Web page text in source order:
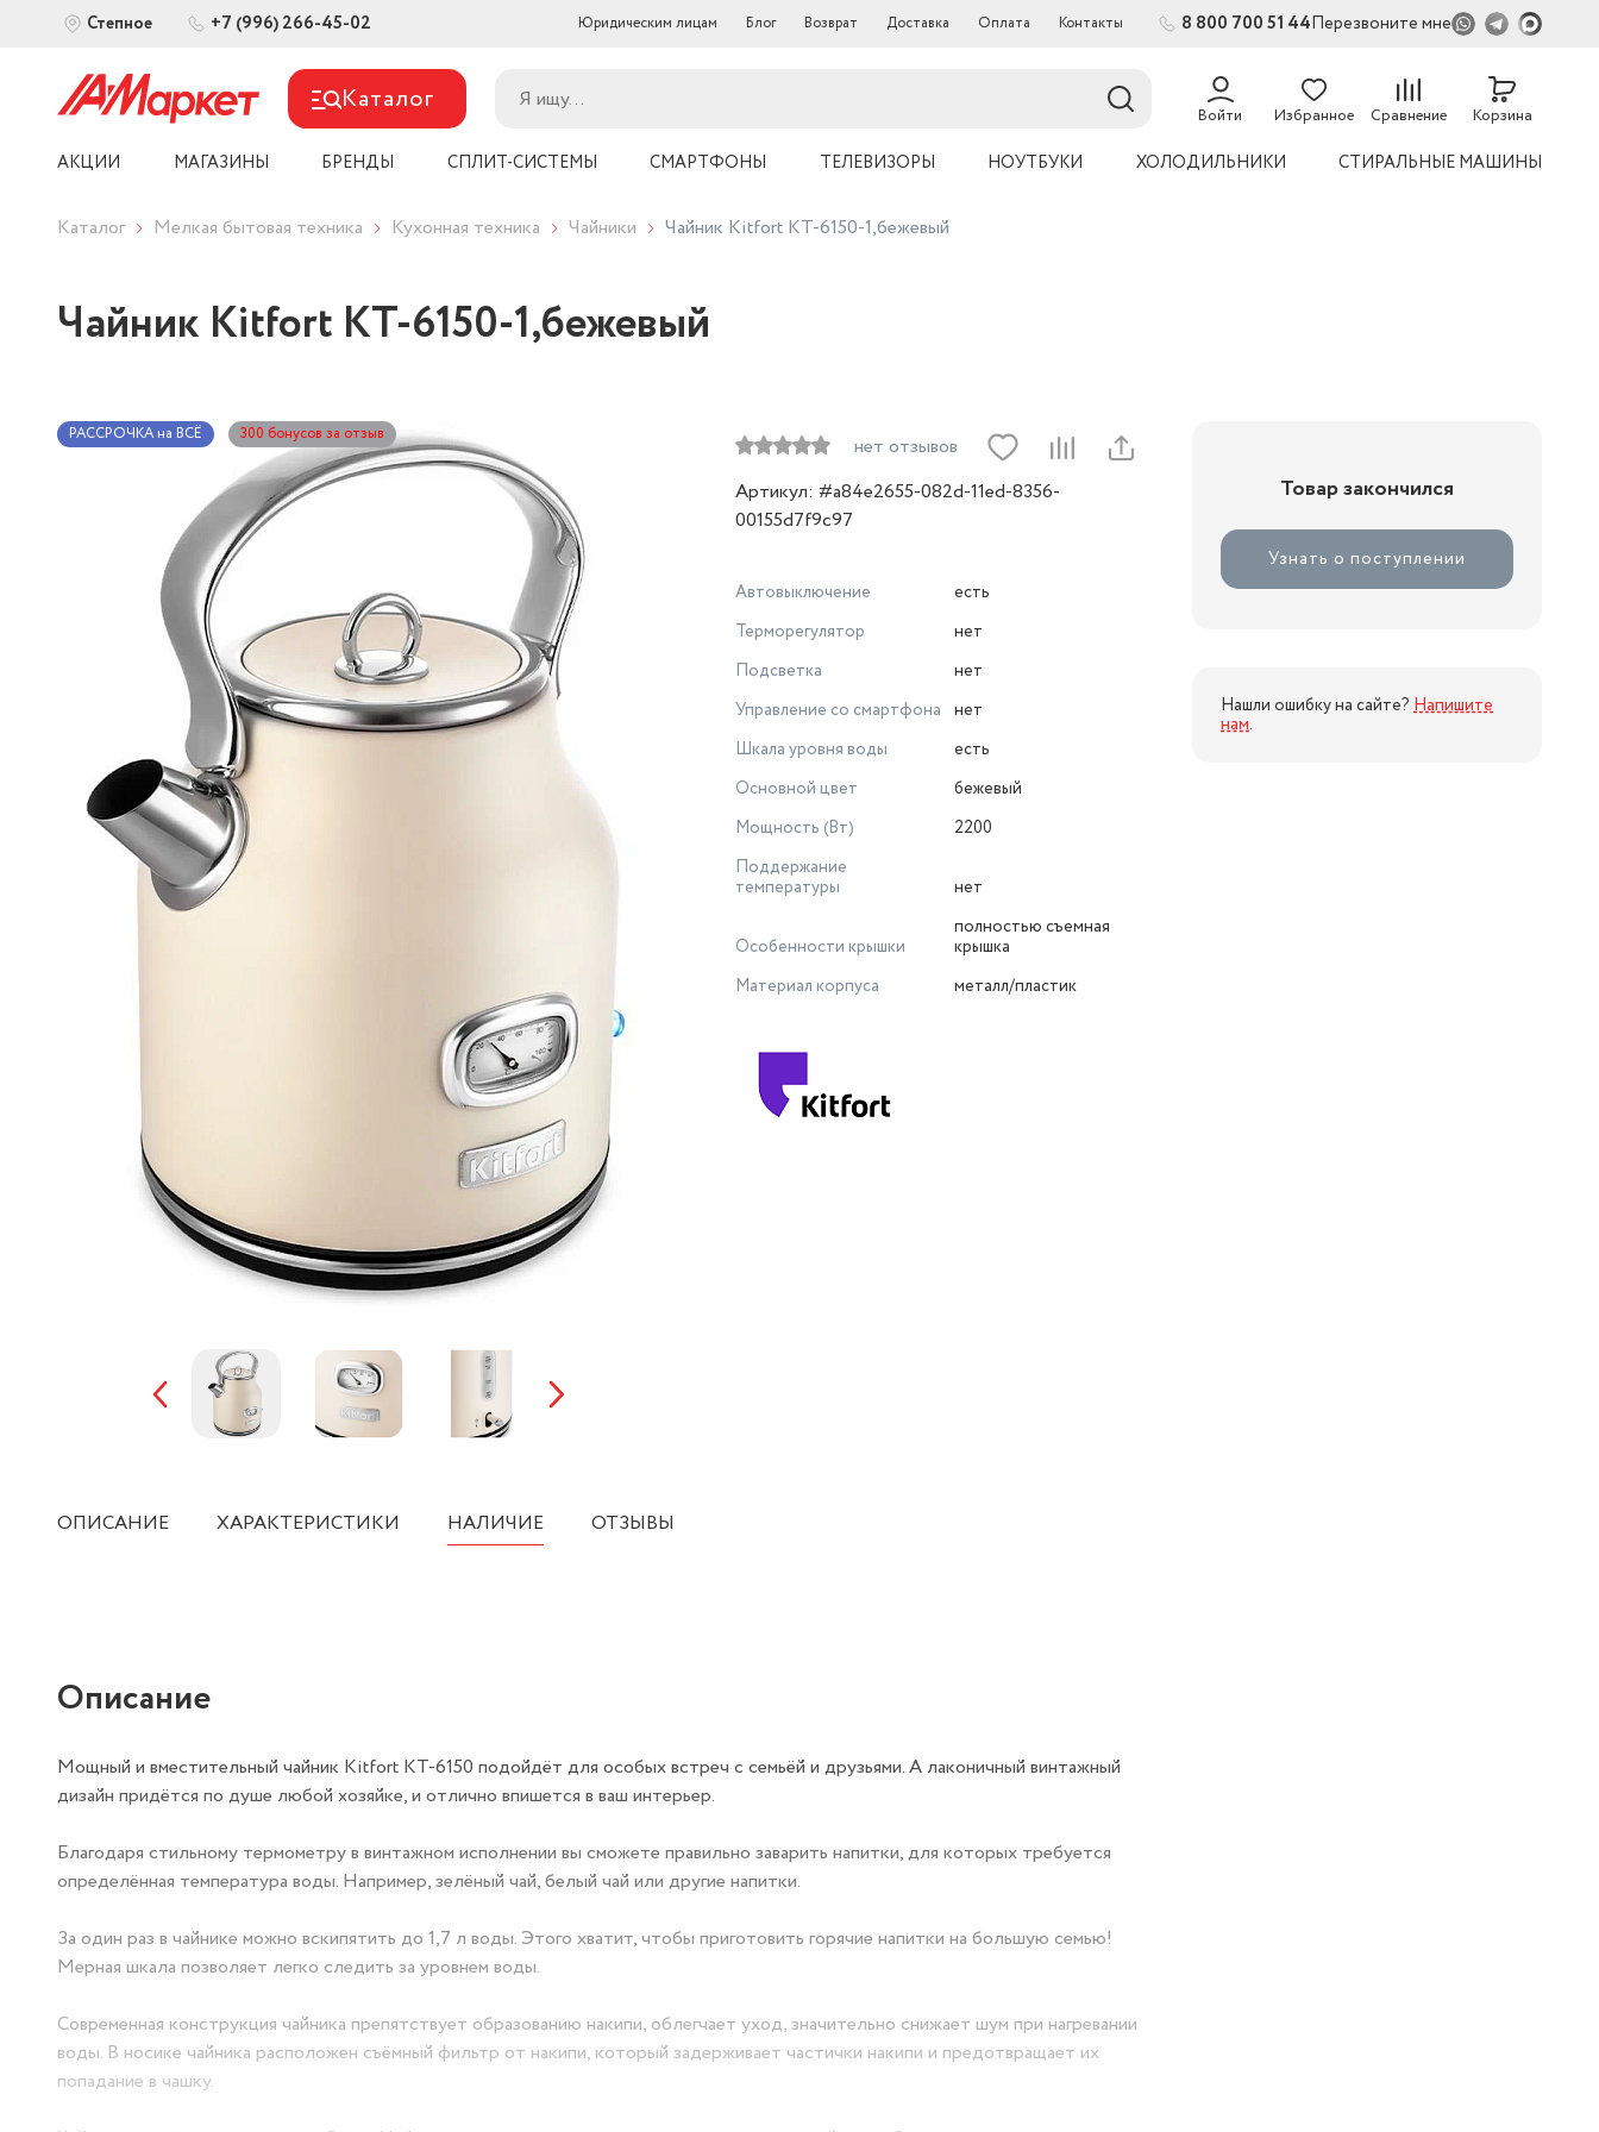
Степное +7 (996) 266-45-02 Юридическим лицам Блог Возврат Доставка Оплата Контакты 8 800 700 51 44Перезвоните мне
Каталог Войти Избранное Сравнение
54
Корзина
АКЦИИ МАГАЗИНЫ БРЕНДЫ СПЛИТ-СИСТЕМЫ СМАРТФОНЫ ТЕЛЕВИЗОРЫ НОУТБУКИ ХОЛОДИЛЬНИКИ СТИРАЛЬНЫЕ МАШИНЫ
Каталог Мелкая бытовая техника Кухонная техника Чайники Чайник Kitfort КТ-6150-1,бежевый
Чайник Kitfort КТ-6150-1,бежевый
РАССРОЧКА на ВСЁ 300 бонусов за отзыв
нет отзывов
Артикул: #a84e2655-082d-11ed-8356-
00155d7f9c97
Автовыключение
есть
Терморегулятор
нет
Подсветка
нет
Управление со смартфона нет
Шкала уровня воды
есть
Основной цвет
бежевый
Мощность (Вт)
2200
Поддержание
температуры
нет
Особенности крышки
полностью съемная
крышка
Материал корпуса
металл/пластик
Товар закончился
Узнать о поступлении
Нашли ошибку на сайте? Напишите
нам.
ОПИСАНИЕ ХАРАКТЕРИСТИКИ НАЛИЧИЕ ОТЗЫВЫ
Описание
Мощный и вместительный чайник Kitfort KT-6150 подойдёт для особых встреч с семьёй и друзьями. А лаконичный винтажный
дизайн придётся по душе любой хозяйке, и отлично впишется в ваш интерьер.
Благодаря стильному термометру в винтажном исполнении вы сможете правильно заварить напитки, для которых требуется
определённая температура воды. Например, зелёный чай, белый чай или другие напитки.
За один раз в чайнике можно вскипятить до 1,7 л воды. Этого хватит, чтобы приготовить горячие напитки на большую семью!
Мерная шкала позволяет легко следить за уровнем воды.
Современная конструкция чайника препятствует образованию накипи, облегчает уход, значительно снижает шум при нагревании
воды. В носике чайника расположен съёмный фильтр от накипи, который задерживает частички накипи и предотвращает их
попадание в чашку.